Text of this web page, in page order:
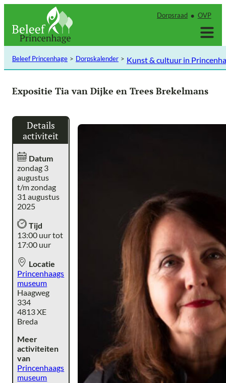
inhoud
Dorpsraad OVP
Beleef Princenhage Dorpskalender Kunst & cultuur in
Expositie Tia van Dijke en Trees Brekelmans
Details
activiteit
Datum
zondag 3
augustus
t/m zondag
31 augustus
2025
Tijd
13:00 uur tot
17:00 uur
Locatie
Princenhaags
museum
Haagweg
334
4813 XE
Breda
Meer
activiteiten
van
Princenhaags
museum